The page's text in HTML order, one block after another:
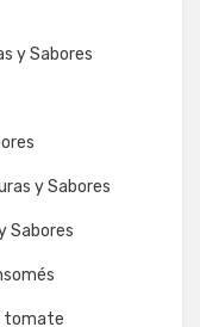
y Sabores
y Sabores
Sabores
tomate